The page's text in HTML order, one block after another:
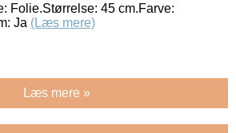
Folie.Størrelse: 45 cm.Farve:
Ja (Læs mere)
Læs mere »